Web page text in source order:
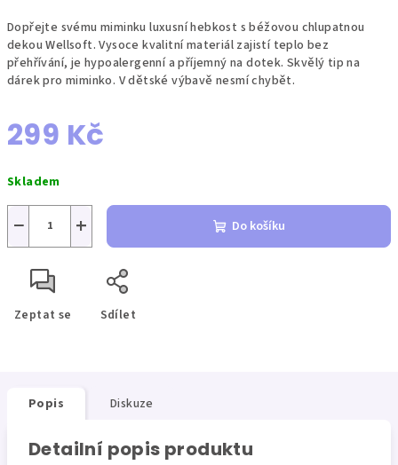
Dopřejte svému miminku luxusní hebkost s béžovou chlupatnou
dekou Wellsoft. Vysoce kvalitní materiál zajistí teplo bez
přehřívání, je hypoalergenní a příjemný na dotek. Skvělý tip na
dárek pro miminko. V dětské výbavě nesmí chybět.
299 Kč
cena:
Skladem
+
− Do košíku
Zeptat se Sdílet
Popis Diskuze
Detailní popis produktu